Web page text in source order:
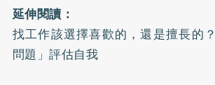
延伸閱讀：
找工作該選擇喜歡的，還是擅長的
問題」評估自我